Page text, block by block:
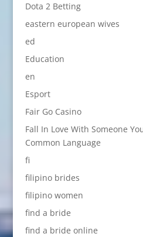
Dota 2 Betting
eastern european wives
ed
Education
en
Esport
Fair Go Casino
Fall In Love With Someone
Common Language
fi
filipino brides
filipino women
find a bride
find a bride online